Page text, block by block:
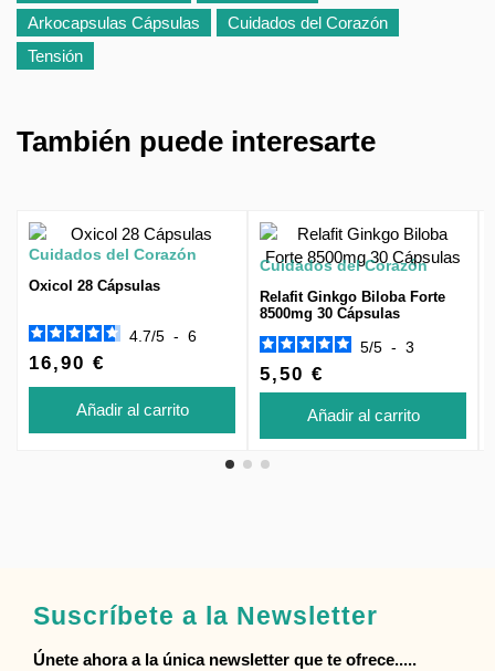
Arkocapsulas Cápsulas
Cuidados del Corazón
Tensión
También puede interesarte
Cuidados del Corazón
Oxicol 28 Cápsulas
4.7/5 - 6
16,90 €
Añadir al carrito
Cuidados del Corazón
Relafit Ginkgo Biloba Forte
8500mg 30 Cápsulas
5/5 - 3
5,50 €
Añadir al carrito
Suscríbete a la Newsletter
Únete ahora a la única newsletter que te ofrece.....